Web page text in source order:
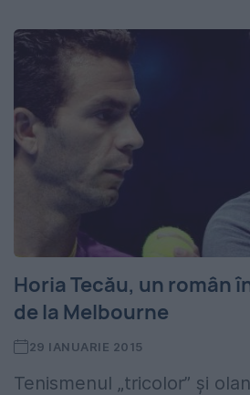
Horia Tecău, un român
de la Melbourne
29 IANUARIE 2015
Tenismenul „tricolor” și